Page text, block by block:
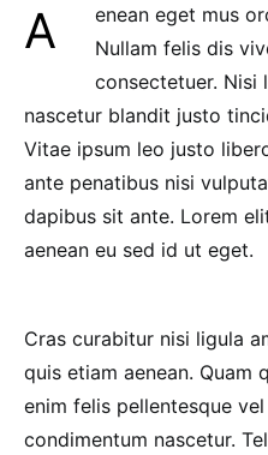
Aenean eget mus orci aliquet phasellus enim.
Nullam felis dis
consectetuer. Nisi
nascetur blandit justo
Vitae ipsum leo justo
ante penatibus nisi
dapibus sit ante. Lorem
aenean eu sed id ut eget.
Cras curabitur nisi ligula
quis etiam aenean. Quam
enim felis pellentesque
condimentum nascetur.